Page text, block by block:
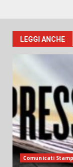
LEGGI ANCHE
Comunicati